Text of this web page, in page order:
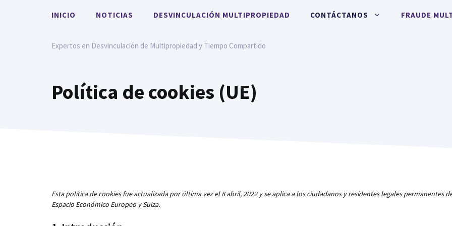
INICIO NOTICIAS DESVINCULACIÓN MULTIPROPIEDAD CONTÁCTANOS FRAUDE
Expertos en Desvinculación de Multipropiedad y Tiempo Compartido
Política de cookies (UE)
Esta política de cookies fue actualizada por última vez el 8 abril, 2022 y se aplica a los ciudadanos y residentes legales permanentes
Espacio Económico Europeo y Suiza.